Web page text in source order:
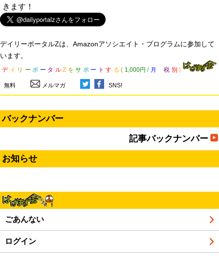
きます！
デイリーポータルZは、Amazonアソシエイト・プログラムに参加して
います。
デ イ リ ー ポ ー タ ル Z を サ ポ ー ト す る ( 1,000円 / 月 税 別 )
無料 メルマガ SNS!
バックナンバー
記事バックナンバー
お知らせ
ごあんない
ログイン